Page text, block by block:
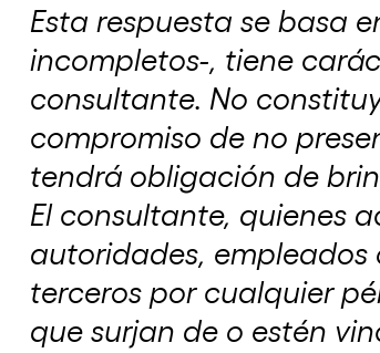
Esta respuesta se basa
incompletos-, tiene
consultante. No
compromiso de no
tendrá obligación de
El consultante, quienes
autoridades, empleados
terceros por cualquier
que surjan de o estén